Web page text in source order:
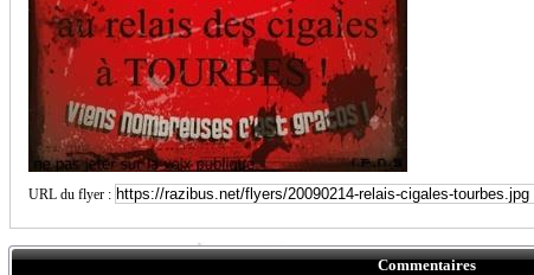
URL du flyer :
Commentaires